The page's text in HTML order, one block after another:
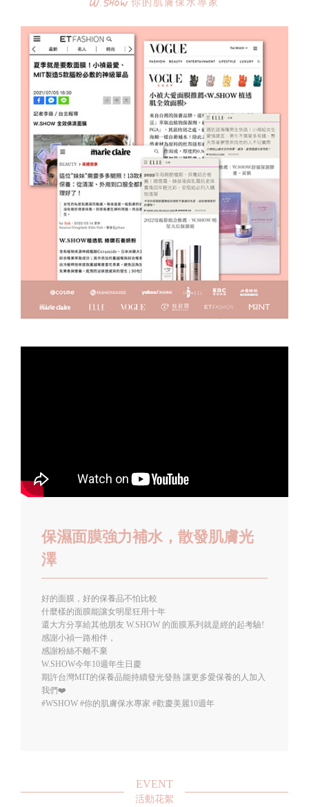
你的肌膚保水專家
保濕面膜強力補水，散發肌膚光
澤
好的面膜，好的保養品不怕比較
什麼樣的面膜能讓女明星狂用十年
還大方分享給其他朋友 W.SHOW 的面膜系列就是經的起考驗!
感謝小禎一路相伴，
感謝粉絲不離不棄
W.SHOW今年10週年生日慶
期許台灣MIT的保養品能持續發光發熱 讓更多愛保養的人加入
我們❤️
#WSHOW #你的肌膚保水專家 #歡慶美麗10週年
EVENT
活動花絮